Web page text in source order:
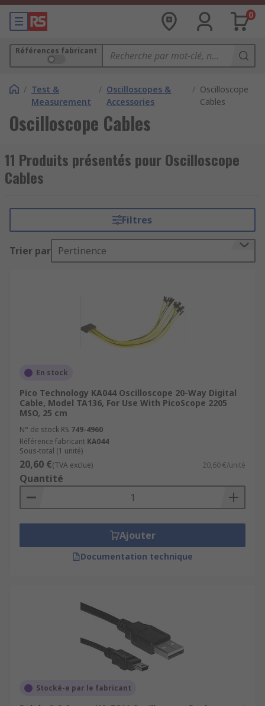
0
Références fabricant
/ Test &
Measurement
/ Oscilloscopes &
Accessories
/ Oscilloscope
Cables
Oscilloscope Cables
11 Produits présentés pour Oscilloscope
Cables
Filtres
Trier par Pertinence
En stock
Pico Technology KA044 Oscilloscope 20-Way Digital
Cable, Model TA136, For Use With PicoScope 2205
MSO, 25 cm
N° de stock RS 749-4960
Référence fabricant KA044
Sous-total (1 unité)
20,60 €(TVA exclue) 20,60 €/unité
Quantité
Ajouter
Documentation technique
Stocké-e par le fabricant